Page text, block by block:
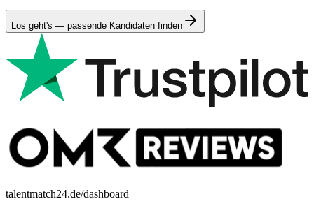
Los geht's — passende Kandidaten finden
talentmatch24.de/dashboard